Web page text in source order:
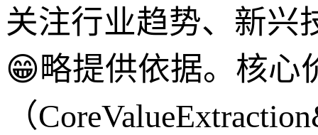
关注行业趋势、新兴
😁略提供依据。核心
（